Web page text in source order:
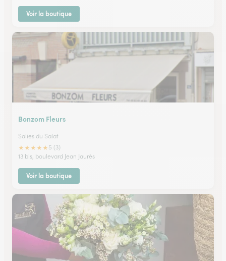
Voir la boutique
Bonzom Fleurs
Salies du Salat
★★★★★ 5 (3)
13 bis, boulevard Jean Jaurès
Voir la boutique